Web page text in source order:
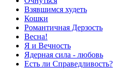
Взявшимся худеть
Кошки
Романтичная Дерзость
Весна!
Я и Вечность
Ядерная сила - любовь
Есть ли Справедливость?